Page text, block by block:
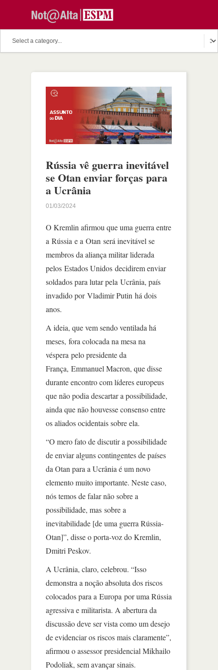
Rússia vê guerra inevitável
se Otan enviar forças para
a Ucrânia
01/03/2024
O Kremlin afirmou que uma guerra entre
a Rússia e a Otan será inevitável se
membros da aliança militar liderada
pelos Estados Unidos decidirem enviar
soldados para lutar pela Ucrânia, país
invadido por Vladimir Putin há dois
anos.
A ideia, que vem sendo ventilada há
meses, fora colocada na mesa na
véspera pelo presidente da
França, Emmanuel Macron, que disse
durante encontro com líderes europeus
que não podia descartar a possibilidade,
ainda que não houvesse consenso entre
os aliados ocidentais sobre ela.
“O mero fato de discutir a possibilidade
de enviar alguns contingentes de países
da Otan para a Ucrânia é um novo
elemento muito importante. Neste caso,
nós temos de falar não sobre a
possibilidade, mas sobre a
inevitabilidade [de uma guerra Rússia-
Otan]”, disse o porta-voz do Kremlin,
Dmitri Peskov.
A Ucrânia, claro, celebrou. “Isso
demonstra a noção absoluta dos riscos
colocados para a Europa por uma Rússia
agressiva e militarista. A abertura da
discussão deve ser vista como um desejo
de evidenciar os riscos mais claramente”,
afirmou o assessor presidencial Mikhailo
Podoliak, sem avançar sinais.